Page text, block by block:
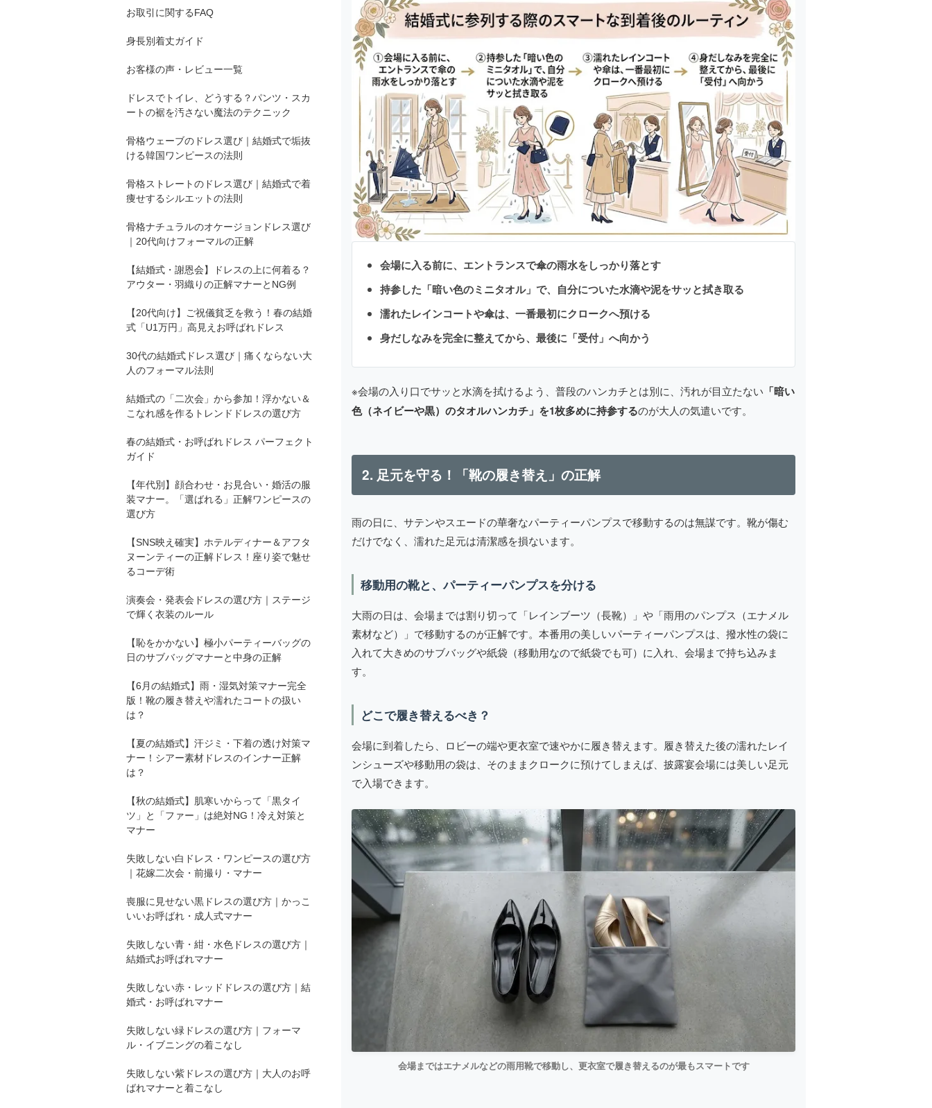
会場に入る前に、エントランスで傘の雨水をしっかり落とす
持参した「暗い色のミニタオル」で、自分についた水滴や泥をサッと拭き取る
濡れたレインコートや傘は、一番最初にクロークへ預ける
身だしなみを完全に整えてから、最後に「受付」へ向かう
※会場の入り口でサッと水滴を拭けるよう、普段のハンカチとは別に、汚れが目立たない 「暗い
色（ネイビーや黒）のタオルハンカチ」を1枚多めに持参するのが大人の気遣いです。
2. 足元を守る！「靴の履き替え」の正解
雨の日に、サテンやスエードの華奢なパーティーパンプスで移動するのは無謀です。靴が傷む
だけでなく、濡れた足元は清潔感を損ないます。
移動用の靴と、パーティーパンプスを分ける
大雨の日は、会場までは割り切って「レインブーツ（長靴）」や「雨用のパンプス（エナメル
素材など）」で移動するのが正解です。本番用の美しいパーティーパンプスは、撥水性の袋に
入れて大きめのサブバッグや紙袋（移動用なので紙袋でも可）に入れ、会場まで持ち込みま
す。
どこで履き替えるべき？
会場に到着したら、ロビーの端や更衣室で速やかに履き替えます。履き替えた後の濡れたレイ
ンシューズや移動用の袋は、そのままクロークに預けてしまえば、披露宴会場には美しい足元
で入場できます。
会場まではエナメルなどの雨用靴で移動し、更衣室で履き替えるのが最もスマートです
お取引に関するFAQ
身長別着丈ガイド
お客様の声・レビュー一覧
ドレスでトイレ、どうする？パンツ・スカ
ートの裾を汚さない魔法のテクニック
骨格ウェーブのドレス選び｜結婚式で垢抜
ける韓国ワンピースの法則
骨格ストレートのドレス選び｜結婚式で着
痩せするシルエットの法則
骨格ナチュラルのオケージョンドレス選び
｜20代向けフォーマルの正解
【結婚式・謝恩会】ドレスの上に何着る？
アウター・羽織りの正解マナーとNG例
【20代向け】ご祝儀貧乏を救う！春の結婚
式「U1万円」高見えお呼ばれドレス
30代の結婚式ドレス選び｜痛くならない大
人のフォーマル法則
結婚式の「二次会」から参加！浮かない＆
こなれ感を作るトレンドドレスの選び方
春の結婚式・お呼ばれドレス パーフェクト
ガイド
【年代別】顔合わせ・お見合い・婚活の服
装マナー。「選ばれる」正解ワンピースの
選び方
【SNS映え確実】ホテルディナー＆アフタ
ヌーンティーの正解ドレス！座り姿で魅せ
るコーデ術
演奏会・発表会ドレスの選び方｜ステージ
で輝く衣装のルール
【恥をかかない】極小パーティーバッグの
日のサブバッグマナーと中身の正解
【6月の結婚式】雨・湿気対策マナー完全
版！靴の履き替えや濡れたコートの扱い
は？
【夏の結婚式】汗ジミ・下着の透け対策マ
ナー！シアー素材ドレスのインナー正解
は？
【秋の結婚式】肌寒いからって「黒タイ
ツ」と「ファー」は絶対NG！冷え対策と
マナー
失敗しない白ドレス・ワンピースの選び方
｜花嫁二次会・前撮り・マナー
喪服に見せない黒ドレスの選び方｜かっこ
いいお呼ばれ・成人式マナー
失敗しない青・紺・水色ドレスの選び方｜
結婚式お呼ばれマナー
失敗しない赤・レッドドレスの選び方｜結
婚式・お呼ばれマナー
失敗しない緑ドレスの選び方｜フォーマ
ル・イブニングの着こなし
失敗しない紫ドレスの選び方｜大人のお呼
ばれマナーと着こなし